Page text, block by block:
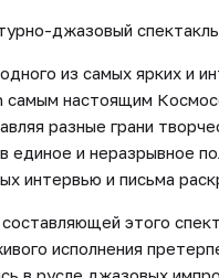
джазовый
из самых ярких и
самым настоящим
разные грани
единое и неразрывное
интервью и письма
этого
исполнения